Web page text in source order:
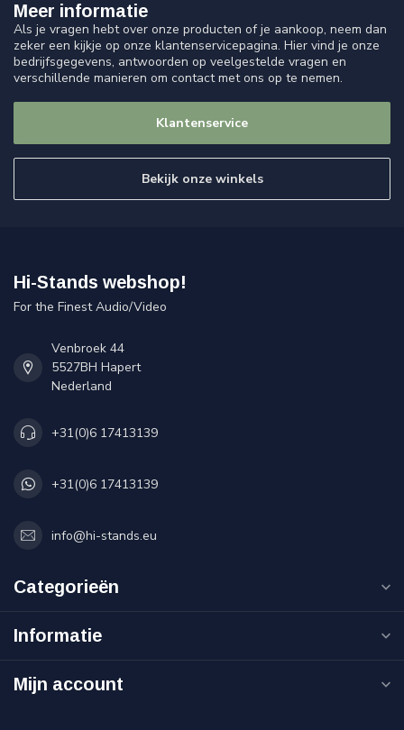
Meer informatie
Als je vragen hebt over onze producten of je aankoop, neem dan
zeker een kijkje op onze klantenservicepagina. Hier vind je onze
bedrijfsgegevens, antwoorden op veelgestelde vragen en
verschillende manieren om contact met ons op te nemen.
Klantenservice
Bekijk onze winkels
Hi-Stands webshop!
For the Finest Audio/Video
Venbroek 44
5527BH Hapert
Nederland
+31(0)6 17413139
+31(0)6 17413139
info@hi-stands.eu
Categorieën
Informatie
Mijn account